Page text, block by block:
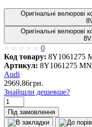
Оригінальні велюрові
Оригінальні велюрові
0
Код товару: 8Y1061275
Артикул: 8Y1061275
Audi
2969.86грн.
Знайшли дешевше?
Під замовлення